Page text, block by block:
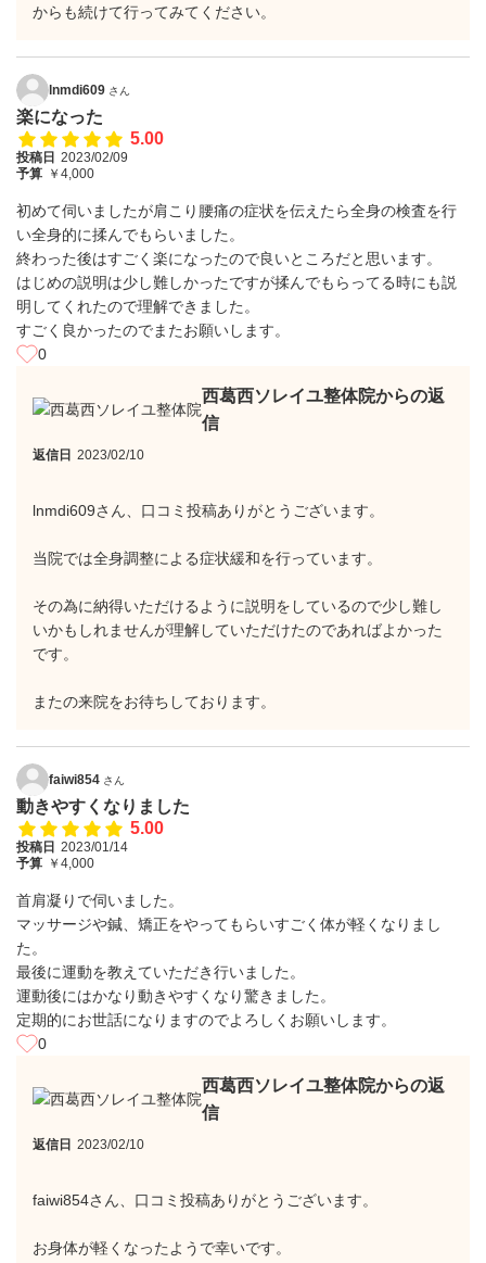
からも続けて行ってみてください。
lnmdi609 さん
楽になった
5.00
投稿日 2023/02/09
予算 ￥4,000
初めて伺いましたが肩こり腰痛の症状を伝えたら全身の検査を行
い全身的に揉んでもらいました。
終わった後はすごく楽になったので良いところだと思います。
はじめの説明は少し難しかったですが揉んでもらってる時にも説
明してくれたので理解できました。
すごく良かったのでまたお願いします。
0
西葛西ソレイユ整体院からの返
信
返信日 2023/02/10
lnmdi609さん、口コミ投稿ありがとうございます。
当院では全身調整による症状緩和を行っています。
その為に納得いただけるように説明をしているので少し難し
いかもしれませんが理解していただけたのであればよかった
です。
またの来院をお待ちしております。
faiwi854 さん
動きやすくなりました
5.00
投稿日 2023/01/14
予算 ￥4,000
首肩凝りで伺いました。
マッサージや鍼、矯正をやってもらいすごく体が軽くなりまし
た。
最後に運動を教えていただき行いました。
運動後にはかなり動きやすくなり驚きました。
定期的にお世話になりますのでよろしくお願いします。
0
西葛西ソレイユ整体院からの返
信
返信日 2023/02/10
faiwi854さん、口コミ投稿ありがとうございます。
お身体が軽くなったようで幸いです。